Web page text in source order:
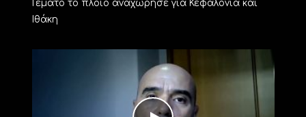
Γεμάτο το πλοίο αναχώρησε για Κεφαλονιά και
Ιθάκη